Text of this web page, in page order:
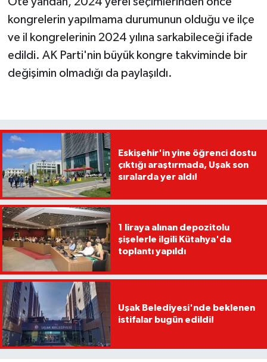
kongrelerin yapılmama durumunun olduğu ve ilçe
ve il kongrelerinin 2024 yılına sarkabileceği ifade
edildi. AK Parti'nin büyük kongre takviminde bir
değişimin olmadığı da paylaşıldı.
Eskişehir'in yine öğrenci dostu
çıktığı araştırmada, Uşak son
sıralarda yer aldı!
1 liraya alınan depozitolu
şişelerle ilgili Kütahya'da
toplantı yapıldı
Uşak Belediyesi'nde beklenen
istifalar bugün edildi!